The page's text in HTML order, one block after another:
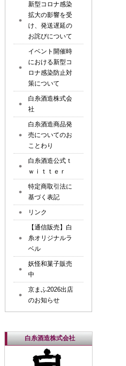
新型コロナ感染
拡大の影響を受
け、発送遅延の
お詫びについて
イベント開催時
における新型コ
ロナ感染防止対
策について
白糸酒造株式会
社
白糸酒造商品発
売についてのお
ことわり
白糸酒造公式ｔ
ｗｉｔｔｅｒ
特定商取引法に
基づく表記
リンク
【通信販売】白
糸オリジナルラ
ベル
妖怪和菓子販売
中
京まふ2026出店
のお知らせ
白糸酒造株式会社